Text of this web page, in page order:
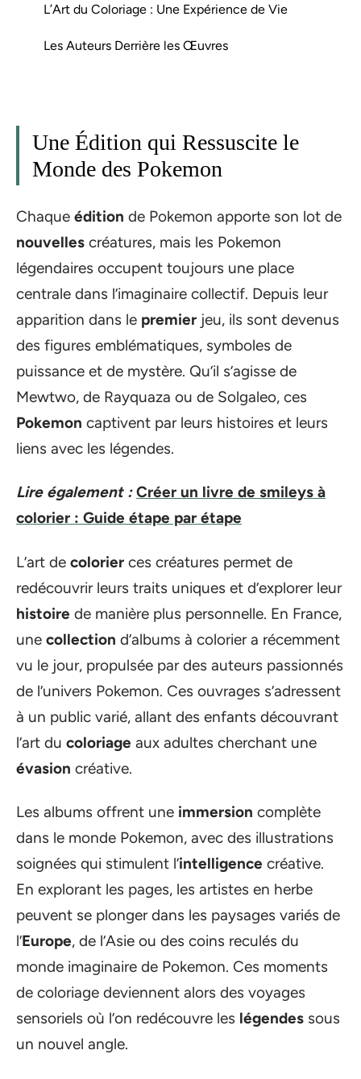
L’Art du Coloriage : Une Expérience de Vie
Les Auteurs Derrière les Œuvres
Une Édition qui Ressuscite le
Monde des Pokemon
Chaque édition de Pokemon apporte son lot de
nouvelles créatures, mais les Pokemon
légendaires occupent toujours une place
centrale dans l’imaginaire collectif. Depuis leur
apparition dans le premier jeu, ils sont devenus
des figures emblématiques, symboles de
puissance et de mystère. Qu’il s’agisse de
Mewtwo, de Rayquaza ou de Solgaleo, ces
Pokemon captivent par leurs histoires et leurs
liens avec les légendes.
Lire également : Créer un livre de smileys à
colorier : Guide étape par étape
L’art de colorier ces créatures permet de
redécouvrir leurs traits uniques et d’explorer leur
histoire de manière plus personnelle. En France,
une collection d’albums à colorier a récemment
vu le jour, propulsée par des auteurs passionnés
de l’univers Pokemon. Ces ouvrages s’adressent
à un public varié, allant des enfants découvrant
l’art du coloriage aux adultes cherchant une
évasion créative.
Les albums offrent une immersion complète
dans le monde Pokemon, avec des illustrations
soignées qui stimulent l’intelligence créative.
En explorant les pages, les artistes en herbe
peuvent se plonger dans les paysages variés de
l’Europe, de l’Asie ou des coins reculés du
monde imaginaire de Pokemon. Ces moments
de coloriage deviennent alors des voyages
sensoriels où l’on redécouvre les légendes sous
un nouvel angle.